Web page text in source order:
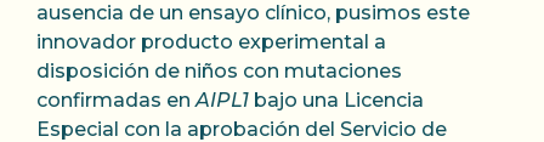
ausencia de un ensayo clínico, pusimos este
innovador producto experimental a
disposición de niños con mutaciones
confirmadas enAIPL1 bajo una Licencia
Especial con la aprobación del Servicio de